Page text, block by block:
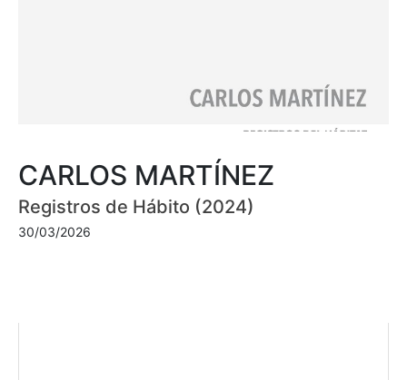
CARLOS MARTÍNEZ
Registros de Hábito (2024)
30/03/2026